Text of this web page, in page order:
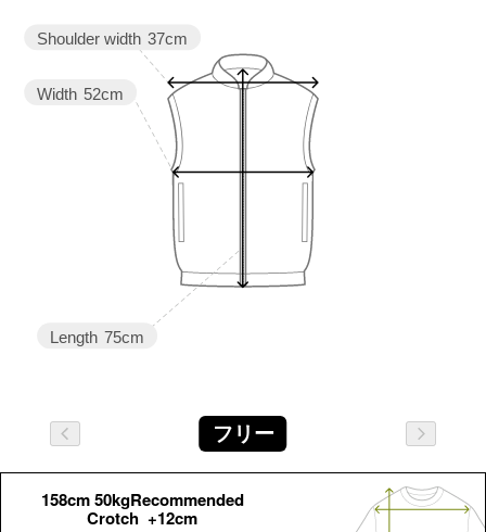
Length 75cm
Width 52cm
Shoulder width 37cm
フリー
158cm 50kgRecommended
Crotch +12cm